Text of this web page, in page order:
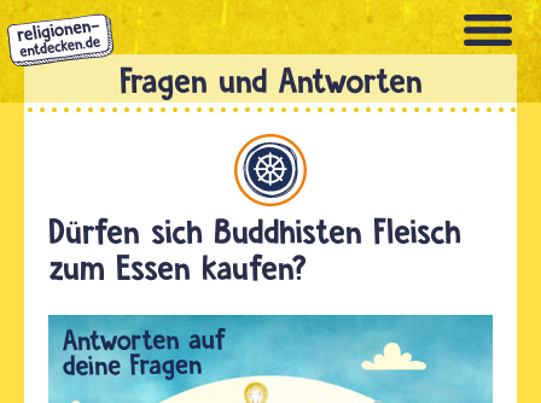
Direkt
zum
Inhalt
Dürfen sich Buddhisten Fleisch
zum Essen kaufen?